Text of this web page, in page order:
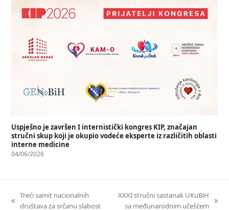
Uspješno je završen I internistički kongres KIP, značajan
stručni skup koji je okupio vodeće eksperte iz različitih oblasti
interne medicine
04/06/2026
Treći samit nacionalnih
društava za srčanu slabost
XXXI stručni sastanak UKuBiH
sa međunarodnim učešćem